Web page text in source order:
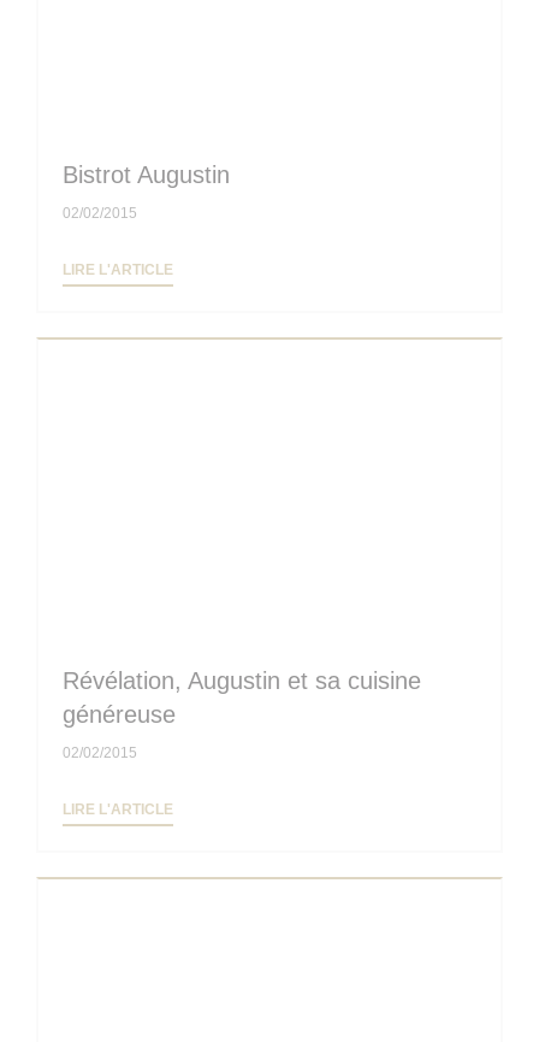
Bistrot Augustin
02/02/2015
LIRE L'ARTICLE
Révélation, Augustin et sa cuisine
généreuse
02/02/2015
LIRE L'ARTICLE